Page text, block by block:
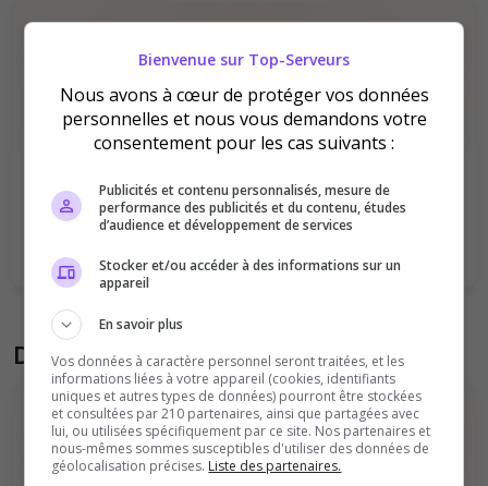
Il n'y a pas encore d'avis sur ce serveur.
Qualité
Staff du serveur
Ambiance
Disponibilité
Donner son avis sur le serveur
Bienvenue sur Top-Serveurs
Nous avons à cœur de protéger vos données
personnelles et nous vous demandons votre
consentement pour les cas suivants :
Publicités et contenu personnalisés, mesure de
performance des publicités et du contenu, études
d’audience et développement de services
Stocker et/ou accéder à des informations sur un
appareil
En savoir plus
Vos données à caractère personnel seront traitées, et les
informations liées à votre appareil (cookies, identifiants
uniques et autres types de données) pourront être stockées
et consultées par 210 partenaires, ainsi que partagées avec
lui, ou utilisées spécifiquement par ce site. Nos partenaires et
nous-mêmes sommes susceptibles d'utiliser des données de
géolocalisation précises. Liste des partenaires.